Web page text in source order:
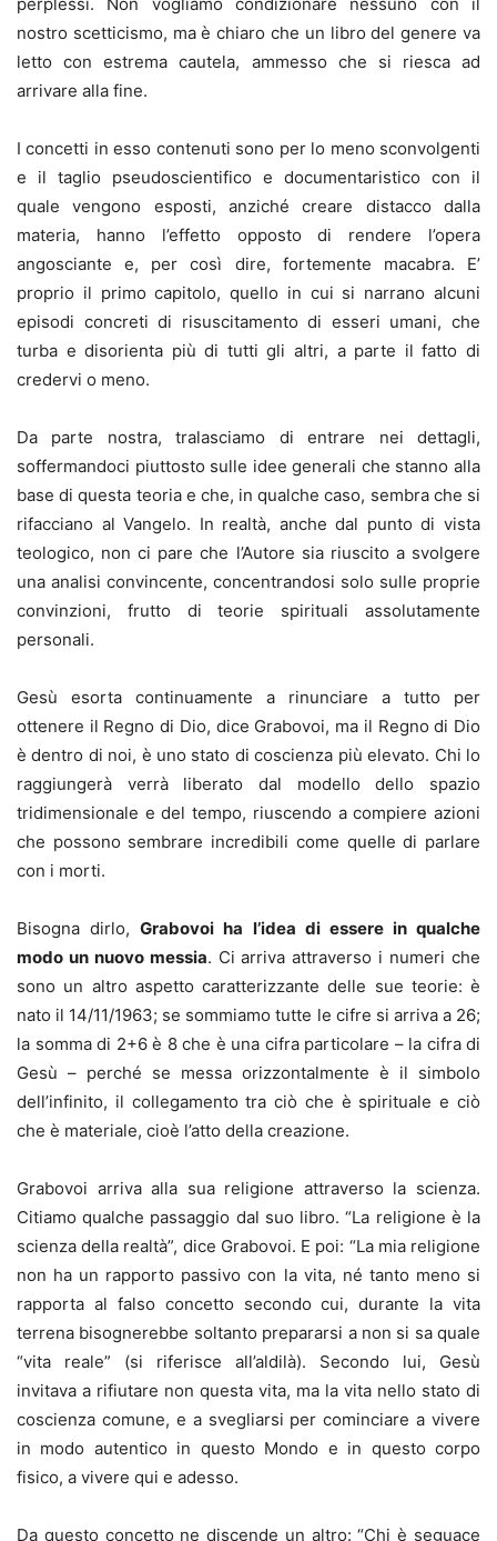
nostro scetticismo, ma è chiaro che un libro del genere va
letto con estrema cautela, ammesso che si riesca ad
arrivare alla fine.
I concetti in esso contenuti sono per lo meno sconvolgenti
e il taglio pseudoscientifico e documentaristico con il
quale vengono esposti, anziché creare distacco dalla
materia, hanno l’effetto opposto di rendere l’opera
angosciante e, per così dire, fortemente macabra. E’
proprio il primo capitolo, quello in cui si narrano alcuni
episodi concreti di risuscitamento di esseri umani, che
turba e disorienta più di tutti gli altri, a parte il fatto di
credervi o meno.
Da parte nostra, tralasciamo di entrare nei dettagli,
soffermandoci piuttosto sulle idee generali che stanno alla
base di questa teoria e che, in qualche caso, sembra che si
rifacciano al Vangelo. In realtà, anche dal punto di vista
teologico, non ci pare che l’Autore sia riuscito a svolgere
una analisi convincente, concentrandosi solo sulle proprie
convinzioni, frutto di teorie spirituali assolutamente
personali.
Gesù esorta continuamente a rinunciare a tutto per
ottenere il Regno di Dio, dice Grabovoi, ma il Regno di Dio
è dentro di noi, è uno stato di coscienza più elevato. Chi lo
raggiungerà verrà liberato dal modello dello spazio
tridimensionale e del tempo, riuscendo a compiere azioni
che possono sembrare incredibili come quelle di parlare
con i morti.
Bisogna dirlo,Grabovoi ha l’idea di essere in qualche
modo un nuovo messia. Ci arriva attraverso i numeri che
sono un altro aspetto caratterizzante delle sue teorie: è
nato il 14/11/1963; se sommiamo tutte le cifre si arriva a 26;
la somma di 2+6 è 8 che è una cifra particolare – la cifra di
Gesù – perché se messa orizzontalmente è il simbolo
dell’infinito, il collegamento tra ciò che è spirituale e ciò
che è materiale, cioè l’atto della creazione.
Grabovoi arriva alla sua religione attraverso la scienza.
Citiamo qualche passaggio dal suo libro. “La religione è la
scienza della realtà”, dice Grabovoi. E poi: “La mia religione
non ha un rapporto passivo con la vita, né tanto meno si
rapporta al falso concetto secondo cui, durante la vita
terrena bisognerebbe soltanto prepararsi a non si sa quale
“vita reale” (si riferisce all’aldilà). Secondo lui, Gesù
invitava a rifiutare non questa vita, ma la vita nello stato di
coscienza comune, e a svegliarsi per cominciare a vivere
in modo autentico in questo Mondo e in questo corpo
fisico, a vivere qui e adesso.
Da questo concetto ne discende un altro: “Chi è seguace